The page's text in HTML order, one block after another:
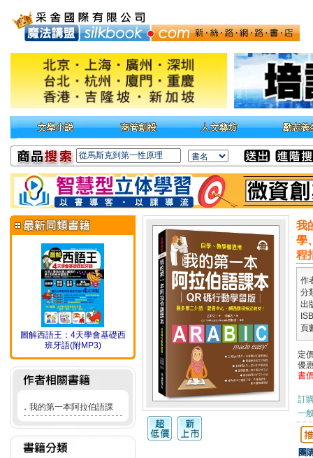
圖解西語王：4天學會基礎西
班牙語(附MP3)
． 我的第一本阿拉伯語課
我
學
程
作
分
出
頁
定
優
書
訂
一
團